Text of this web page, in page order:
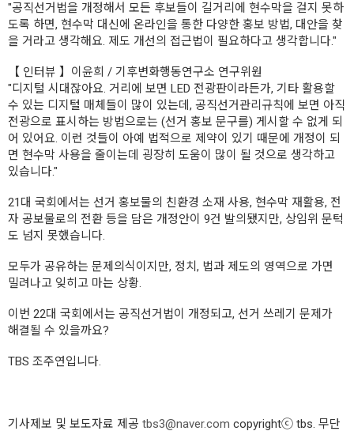
"공직선거법을 개정해서 모든 후보들이 길거리에 현수막을 걸지 못하
도록 하면, 현수막 대신에 온라인을 통한 다양한 홍보 방법, 대안을 찾
을 거라고 생각해요. 제도 개선의 접근법이 필요하다고 생각합니다."
【 인터뷰 】이윤희 / 기후변화행동연구소 연구위원
"디지털 시대잖아요. 거리에 보면 LED 전광판이라든가, 기타 활용할
수 있는 디지털 매체들이 많이 있는데, 공직선거관리규칙에 보면 아직
전광으로 표시하는 방법으로는 (선거 홍보 문구를) 게시할 수 없게 되
어 있어요. 이런 것들이 아예 법적으로 제약이 있기 때문에 개정이 되
면 현수막 사용을 줄이는데 굉장히 도움이 많이 될 것으로 생각하고
있습니다."
21대 국회에서는 선거 홍보물의 친환경 소재 사용, 현수막 재활용, 전
자 공보물로의 전환 등을 담은 개정안이 9건 발의됐지만, 상임위 문턱
도 넘지 못했습니다.
모두가 공유하는 문제의식이지만, 정치, 법과 제도의 영역으로 가면
밀려나고 잊히고 마는 상황.
이번 22대 국회에서는 공직선거법이 개정되고, 선거 쓰레기 문제가
해결될 수 있을까요?
TBS 조주연입니다.
기사제보 및 보도자료 제공 tbs3@naver.com copyrightⓒ tbs. 무단